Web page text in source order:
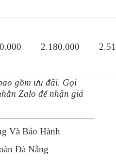
2.180.000
gồm ưu đãi. Gọi
Zalo để nhận giá
Và Bảo Hành
Đà Nẵng